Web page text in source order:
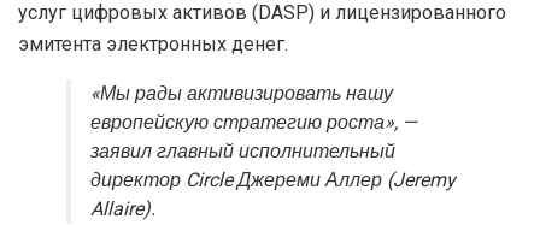
услуг цифровых активов (DASP) и лицензированного
эмитента электронных денег.
«Мы рады активизировать нашу
европейскую стратегию роста», —
заявил главный исполнительный
директор Circle Джереми Аллер (Jeremy
Allaire).